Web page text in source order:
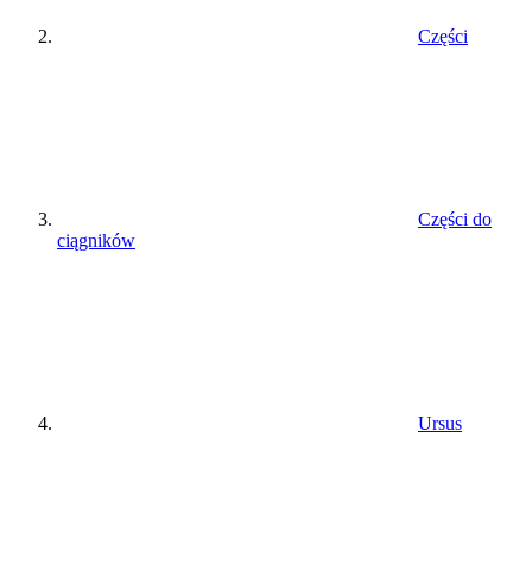
Części
Części do
ciągników
Ursus